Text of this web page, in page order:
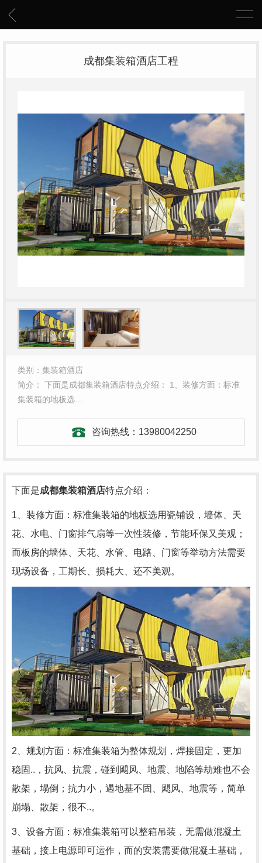
成都集装箱酒店工程
类别：集装箱酒店
简介： 下面是成都集装箱酒店特点介绍： 1、装修方面：标准
集装箱的地板选…
咨询热线： 13980042250
下面是成都集装箱酒店特点介绍：
1、装修方面：标准集装箱的地板选用瓷铺设，墙体、天
花、水电、门窗排气扇等一次性装修，节能环保又美观；
而板房的墙体、天花、水管、电路、门窗等举动方法需要
现场设备，工期长、损耗大、还不美观。
2、规划方面：标准集装箱为整体规划，焊接固定，更加
稳固..，抗风、抗震，碰到飓风、地震、地陷等劫难也不会
散架，塌倒；抗力小，遇地基不固、飓风、地震等，简单
崩塌、散架，很不..。
3、设备方面：标准集装箱可以整箱吊装，无需做混凝土
基础，接上电源即可运作，而的安装需要做混凝土基础，